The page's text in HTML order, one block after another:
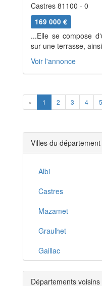
Castres 81100 - 0
169 000 €
...Elle se compose
sur une terrasse,
Voir l'annonce
« Previous
1 2 3 4 5
Villes du département
Albi
Castres
Mazamet
Graulhet
Gaillac
Cordes-sur-Ciel
Départements voisins